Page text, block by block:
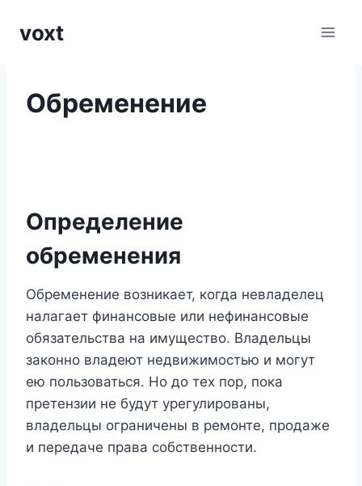
voxt
Обременение
Определение
обременения
Обременение возникает, когда невладелец
налагает финансовые или нефинансовые
обязательства на имущество. Владельцы
законно владеют недвижимостью и могут
ею пользоваться. Но до тех пор, пока
претензии не будут урегулированы,
владельцы ограничены в ремонте, продаже
и передаче права собственности.